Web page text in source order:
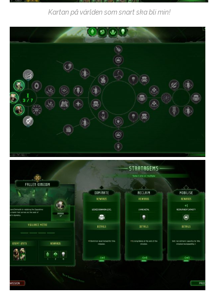
Kartan på världen som snart ska bli min!